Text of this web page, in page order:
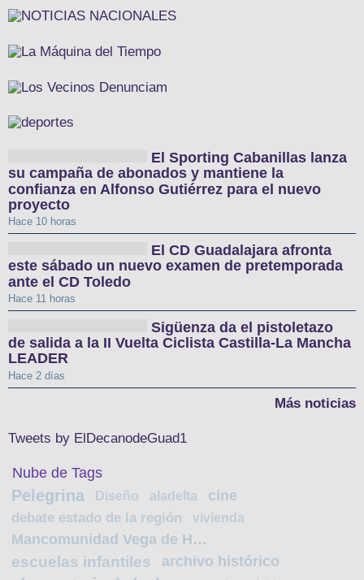
El Sporting Cabanillas lanza
su campaña de abonados y mantiene la
confianza en Alfonso Gutiérrez para el nuevo
proyecto
Hace 10 horas
El CD Guadalajara afronta
este sábado un nuevo examen de pretemporada
ante el CD Toledo
Hace 11 horas
Sigüenza da el pistoletazo
de salida a la II Vuelta Ciclista Castilla-La Mancha
LEADER
Hace 2 días
Más noticias
Tweets by ElDecanodeGuad1
Nube de Tags
Pelegrina Diseño aladelta cine
debate estado de la región vivienda
Mancomunidad Vega de Henares
escuelas infantiles archivo histórico